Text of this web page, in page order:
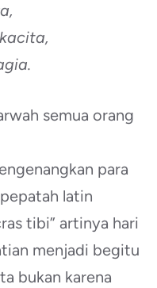
semua orang
para
latin
tibi” artinya hari
menjadi begitu
bukan karena